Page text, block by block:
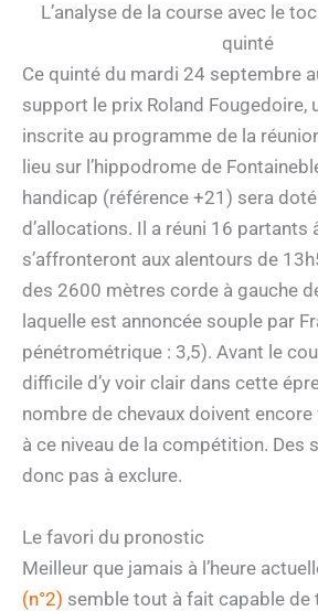
L’analyse de la course avec le
quinté
Ce quinté du mardi 24 septembre
support le prix Roland Fougedoire,
inscrite au programme de la
lieu sur l’hippodrome de
handicap (référence +21) sera
d’allocations. Il a réuni 16 partants
s’affronteront aux alentours de
des 2600 mètres corde à gauche
laquelle est annoncée souple par
pénétrométrique : 3,5). Avant le
difficile d’y voir clair dans cette
nombre de chevaux doivent
à ce niveau de la compétition. Des
donc pas à exclure.
Le favori du pronostic
Meilleur que jamais à l’heure
(n°2) semble tout à fait capable de